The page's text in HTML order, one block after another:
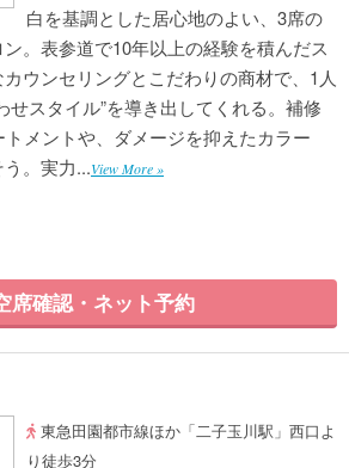
白を基調とした居心地のよい、3席の
。表参道で10年以上の経験を積んだス
ウンセリングとこだわりの商材で、1人
せスタイル”を導き出してくれる。補修
メントや、ダメージを抑えたカラー
。実力...View More »
席確認・ネット予約
東急田園都市線ほか「二子玉川駅」西口よ
り徒歩3分